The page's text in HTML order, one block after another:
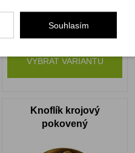
Skladem
1 079 Kč
VYBRAT VARIANTU
Knoflík krojový
pokovený
Souhlasím